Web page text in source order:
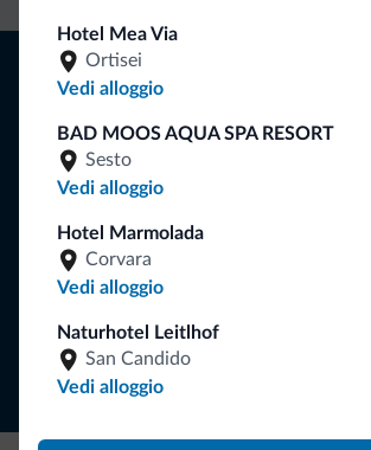
Hotel Mea Via
Ortisei
Vedi alloggio
BAD MOOS AQUA SPA RESORT
Sesto
Vedi alloggio
Hotel Marmolada
Corvara
Vedi alloggio
Naturhotel Leitlhof
San Candido
Vedi alloggio
Segui Dolomiti.it
vacanza nelle Dolomiti.
ISCRIVITI ALLA NEWSLETTER